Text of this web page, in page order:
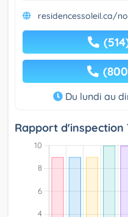
residencessoleil.ca/
Du lundi au
Rapport d'inspection